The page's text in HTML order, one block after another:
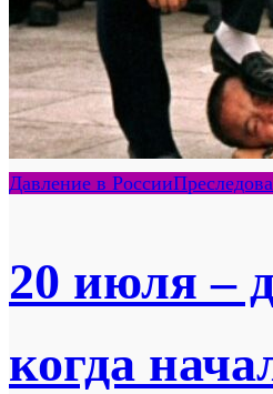
Давление в России
20 июля –
когда